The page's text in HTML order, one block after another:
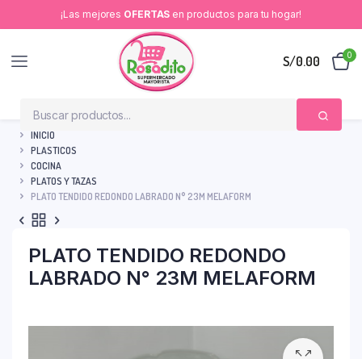
¡Las mejores OFERTAS en productos para tu hogar!
S/0.00 0
INICIO
PLASTICOS
COCINA
PLATOS Y TAZAS
PLATO TENDIDO REDONDO LABRADO N° 23M MELAFORM
PLATO TENDIDO REDONDO
LABRADO N° 23M MELAFORM